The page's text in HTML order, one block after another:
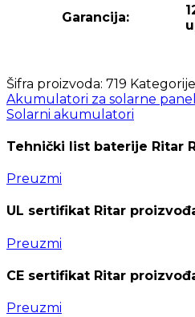
Garancija:
Šifra proizvoda: 719
Akumulatori za solarne
Solarni akumulatori
Tehnički list baterije Ritar
Preuzmi
UL sertifikat Ritar
Preuzmi
CE sertifikat Ritar
Preuzmi